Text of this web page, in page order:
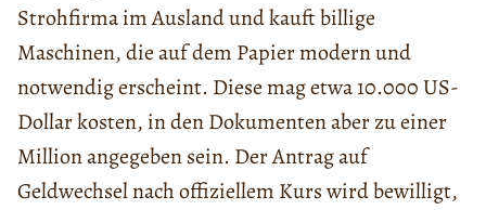
Strohfirma im Ausland und kauft billige
Maschinen, die auf dem Papier modern und
notwendig erscheint. Diese mag etwa 10.000 US-
Dollar kosten, in den Dokumenten aber zu einer
Million angegeben sein. Der Antrag auf
Geldwechsel nach offiziellem Kurs wird bewilligt,